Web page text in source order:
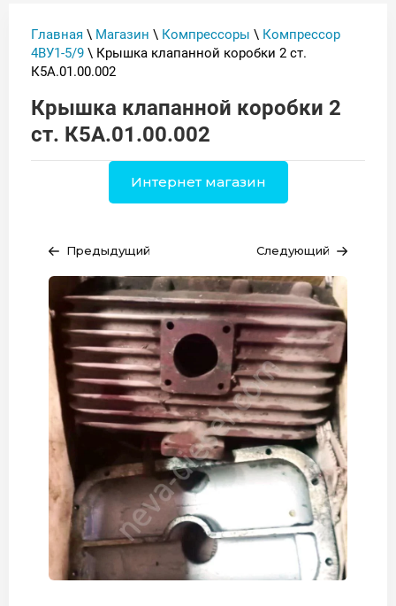
Главная \ Магазин \ Компрессоры \ Компрессор
4ВУ1-5/9 \ Крышка клапанной коробки 2 ст.
К5А.01.00.002
Крышка клапанной коробки 2
ст. К5А.01.00.002
Интернет магазин
Предыдущий Следующий